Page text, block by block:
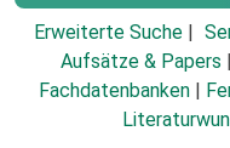
Erweiterte Suche
Aufsätze & Papers
Fachdatenbanken